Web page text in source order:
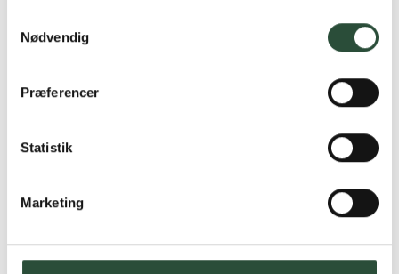
Nødvendig
Præferencer
Statistik
Marketing